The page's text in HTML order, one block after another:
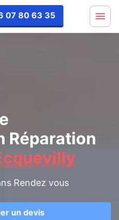
07 80 63 35
Réparation
Rendez vous
un devis